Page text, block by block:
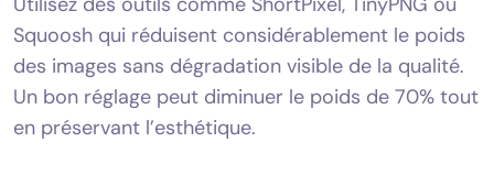
Squoosh qui réduisent considérablement le poids
des images sans dégradation visible de la qualité.
Un bon réglage peut diminuer le poids de 70% tout
en préservant l’esthétique.